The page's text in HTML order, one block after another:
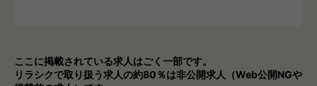
ここに掲載されている求人はごく一部です。
リラシクで取り扱う求人の約80％は非公開求人（Web公開NGや